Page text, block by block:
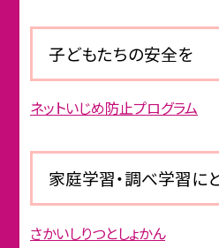
子どもたちの安全を
ネットいじめ防止プログラム
家庭学習・調べ学習に
さかいしりつとしょかん